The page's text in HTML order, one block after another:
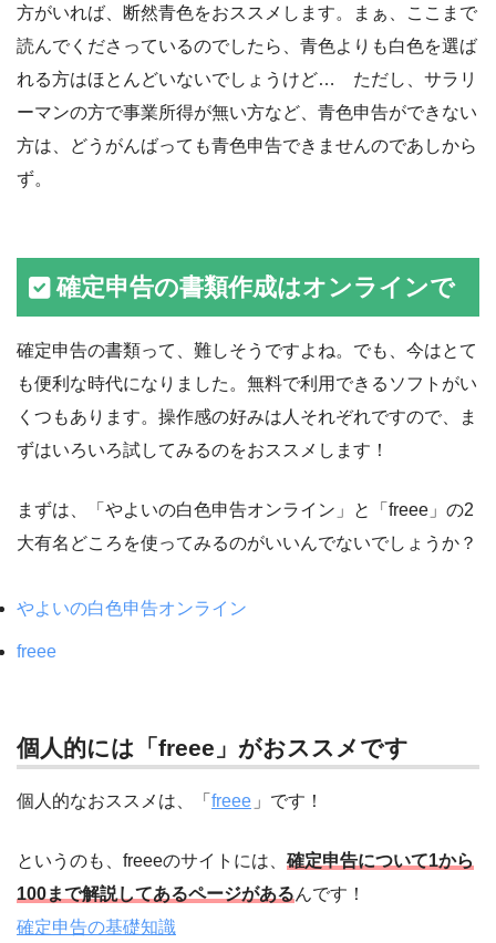
方がいれば、断然青色をおススメします。まぁ、ここまで
読んでくださっているのでしたら、青色よりも白色を選ば
れる方はほとんどいないでしょうけど… ただし、サラリ
ーマンの方で事業所得が無い方など、青色申告ができない
方は、どうがんばっても青色申告できませんのであしから
ず。
確定申告の書類作成はオンラインで
確定申告の書類って、難しそうですよね。でも、今はとて
も便利な時代になりました。無料で利用できるソフトがい
くつもあります。操作感の好みは人それぞれですので、ま
ずはいろいろ試してみるのをおススメします！
まずは、「やよいの白色申告オンライン」と「freee」の2
大有名どころを使ってみるのがいいんでないでしょうか？
やよいの白色申告オンライン
freee
個人的には「freee」がおススメです
個人的なおススメは、「 freee 」です！
というのも、freeeのサイトには、 確定申告について1から
100まで解説してあるページがあるんです！
確定申告の基礎知識